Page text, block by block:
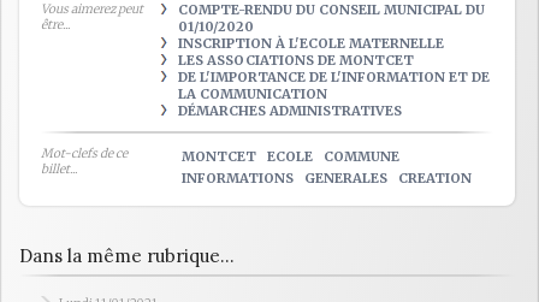
Vous aimerez peut
être...
COMPTE-RENDU DU CONSEIL MUNICIPAL DU
01/10/2020
INSCRIPTION À L'ECOLE MATERNELLE
LES ASSOCIATIONS DE MONTCET
DE L'IMPORTANCE DE L'INFORMATION ET DE
LA COMMUNICATION
DÉMARCHES ADMINISTRATIVES
Mot-clefs de ce
billet...
MONTCET ECOLE
COMMUNE
INFORMATIONS
GENERALES CREATION
Dans la même rubrique...